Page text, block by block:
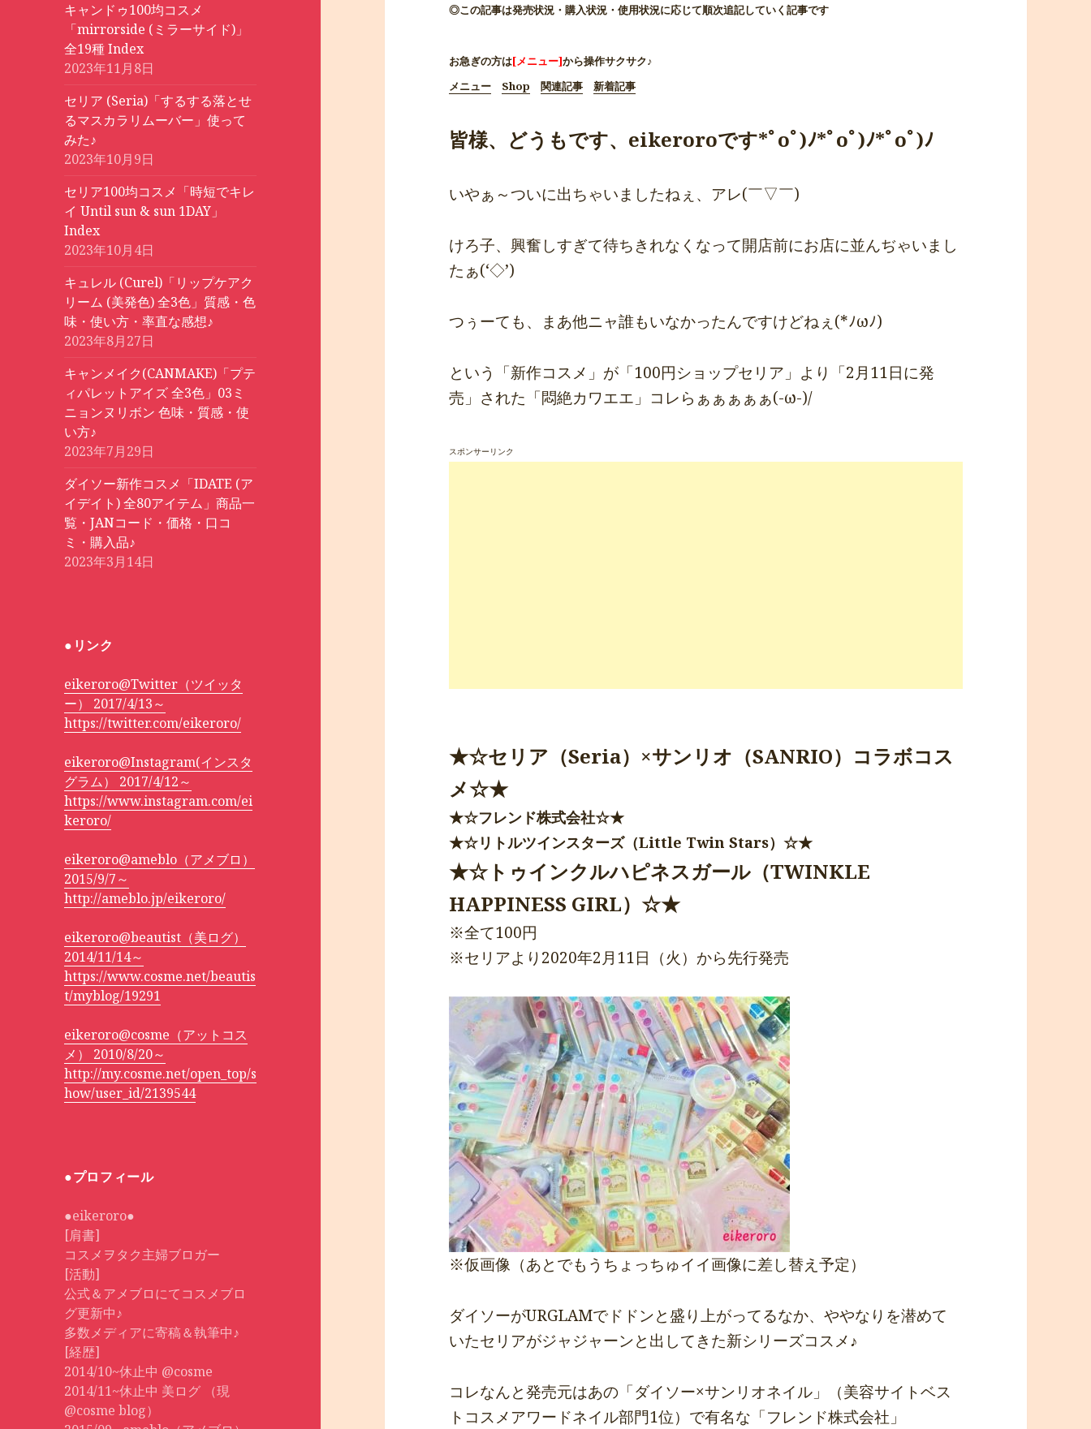
キャンドゥ100均コスメ
「mirrorside (ミラーサイド)」
全19種 Index
2023年11月8日
セリア (Seria)「するする落とせ
るマスカラリムーバー」使って
みた♪
2023年10月9日
セリア100均コスメ「時短でキレ
イ Until sun & sun 1DAY」
Index
2023年10月4日
キュレル (Curel)「リップケアク
リーム (美発色) 全3色」質感・色
味・使い方・率直な感想♪
2023年8月27日
キャンメイク(CANMAKE)「プテ
ィパレットアイズ 全3色」03ミ
ニョンヌリボン 色味・質感・使
い方♪
2023年7月29日
ダイソー新作コスメ「IDATE (ア
イデイト) 全80アイテム」商品一
覧・JANコード・価格・口コ
ミ・購入品♪
2023年3月14日
●リンク
eikeroro@Twitter（ツイッタ
ー） 2017/4/13～
https://twitter.com/eikeroro/
eikeroro@Instagram(インスタ
グラム） 2017/4/12～
https://www.instagram.com/ei
keroro/
eikeroro@ameblo（アメブロ）
2015/9/7～
http://ameblo.jp/eikeroro/
eikeroro@beautist（美ログ）
2014/11/14～
https://www.cosme.net/beautis
t/myblog/19291
eikeroro@cosme（アットコス
メ） 2010/8/20～
http://my.cosme.net/open_top/s
how/user_id/2139544
●プロフィール
●eikeroro●
[肩書]
コスメヲタク主婦ブロガー
[活動]
公式＆アメブロにてコスメブロ
グ更新中♪
多数メディアに寄稿＆執筆中♪
[経歴]
2014/10~休止中 @cosme
2014/11~休止中 美ログ （現
@cosme blog）
◎この記事は発売状況・購入状況・使用状況に応じて順次追記していく記事です
お急ぎの方は[メニュー]から操作サクサク♪
メニュー
Shop 関連記事 新着記事
皆様、どうもです、eikeroroです*ﾟoﾟ)ﾉ*ﾟoﾟ)ﾉ*ﾟoﾟ)ﾉ
いやぁ～ついに出ちゃいましたねぇ、アレ(￣▽￣)
けろ子、興奮しすぎて待ちきれなくなって開店前にお店に並んぢゃいまし
たぁ(‘◇’)ゞ
つぅーても、まあ他ニャ誰もいなかったんですけどねぇ(*ﾉωﾉ)
という「新作コスメ」が「100円ショップセリア」より「2月11日に発
売」された「悶絶カワエエ」コレらぁぁぁぁぁ(-ω-)/
スポンサーリンク
★☆セリア（Seria）×サンリオ（SANRIO）コラボコス
メ☆★
★☆フレンド株式会社☆★
★☆リトルツインスターズ（Little Twin Stars）☆★
★☆トゥインクルハピネスガール（TWINKLE
HAPPINESS GIRL）☆★
※全て100円
※セリアより2020年2月11日（火）から先行発売
※仮画像（あとでもうちょっちゅイイ画像に差し替え予定）
ダイソーがURGLAMでドドンと盛り上がってるなか、ややなりを潜めて
いたセリアがジャジャーンと出してきた新シリーズコスメ♪
コレなんと発売元はあの「ダイソー×サンリオネイル」（美容サイトベス
トコスメアワードネイル部門1位）で有名な「フレンド株式会社」